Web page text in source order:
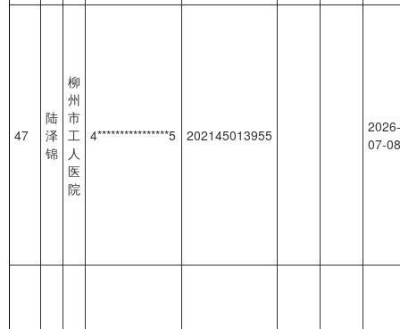
47
陆
泽
锦
柳
州
市
工
人
医
院
4****************5 202145013955
2026-
07-08